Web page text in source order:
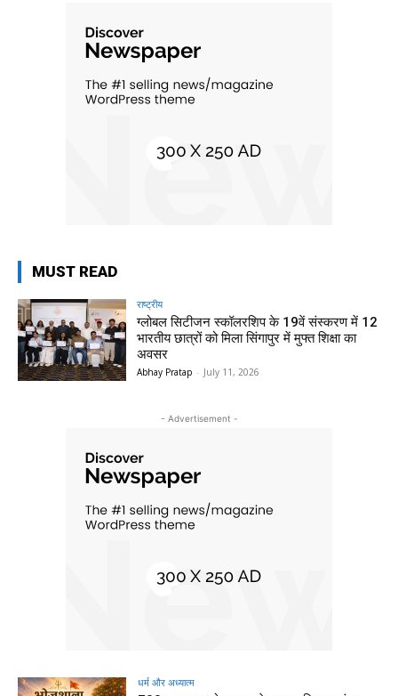
MUST READ
राष्ट्रीय
ग्लोबल सिटीजन स्कॉलरशिप के 19वें संस्करण में 12
भारतीय छात्रों को मिला सिंगापुर में मुफ्त शिक्षा का
अवसर
Abhay Pratap - July 11, 2026
- Advertisement -
धर्म और अध्यात्म